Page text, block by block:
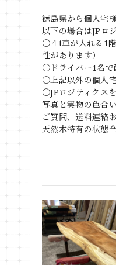
徳島県から個人宅
以下の場合はJPロ
〇４t車が入れる1
性があります）
〇ドライバー1名
〇上記以外の個人
〇JPロジティクス
写真と実物の色合
ご質問、送料連絡
天然木特有の状態